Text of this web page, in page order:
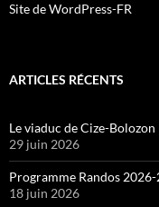
Site de WordPress-FR
ARTICLES RÉCENTS
Le viaduc de Cize-Bolozon
29 juin 2026
Programme Randos
18 juin 2026